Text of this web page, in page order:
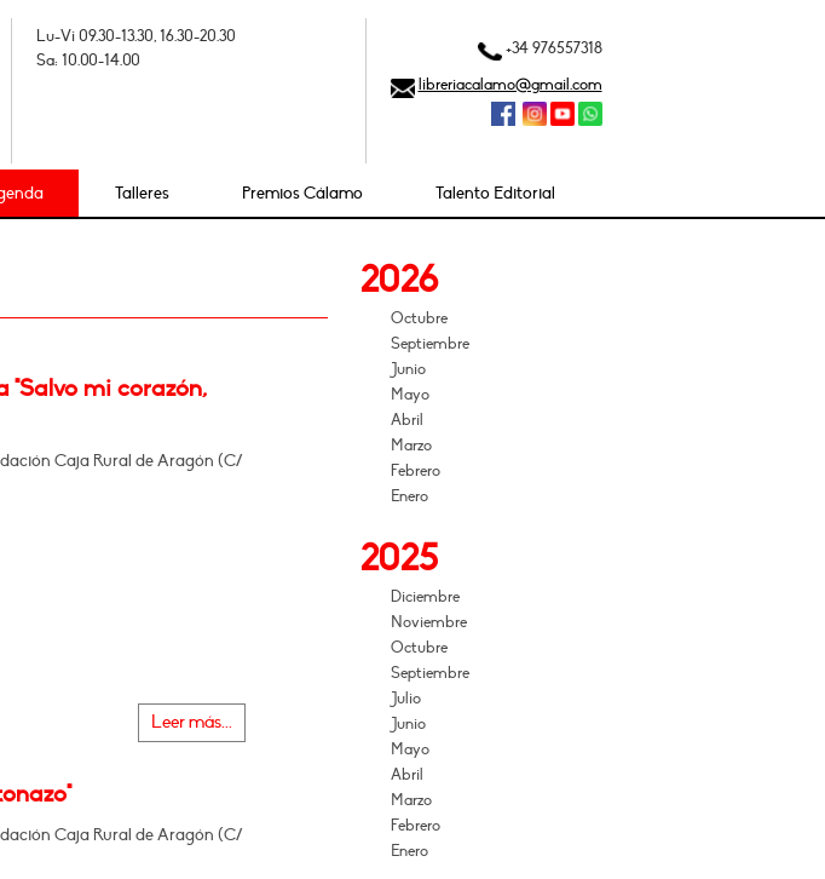
Lu-Vi 09.30-13.30, 16.30-20.30
Sa: 10.00-14.00
+34 976557318
libreriacalamo@gmail.com
Talleres Premios Cálamo Talento Editorial
"Salvo mi corazón,
Caja Rural de Aragón (C/
Leer más...
Caja Rural de Aragón (C/
2026
Octubre
Septiembre
Junio
Mayo
Abril
Marzo
Febrero
Enero
2025
Diciembre
Noviembre
Octubre
Septiembre
Julio
Junio
Mayo
Abril
Marzo
Febrero
Enero